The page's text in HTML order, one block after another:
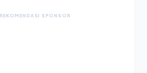
REKOMENDASI SPONSOR